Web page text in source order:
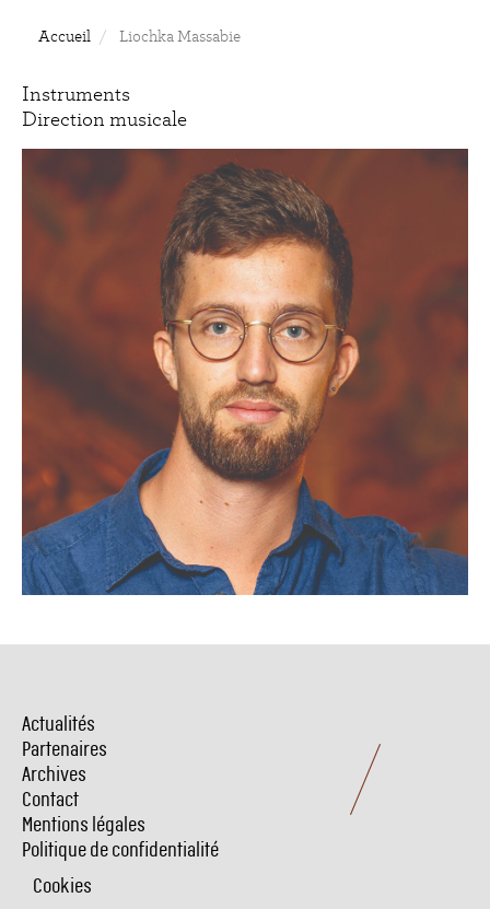
Accueil Liochka Massabie
Instruments
Direction musicale
Menu
Pied
de
page
Actualités
Partenaires
Archives
Contact
Mentions légales
Politique de confidentialité
Cookies